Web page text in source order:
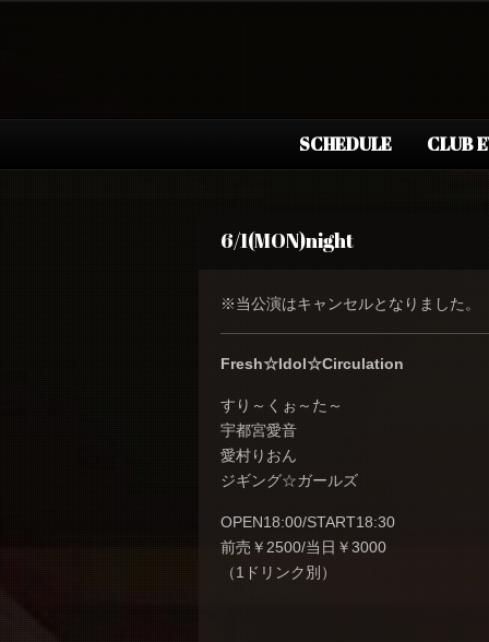
SCHEDULE CLUB
6/1(MON)night
※当公演はキャンセルとなりました。
Fresh☆Idol☆Circulation
すり～くぉ～た～
宇都宮愛音
愛村りおん
ジギング☆ガールズ
OPEN18:00/START18:30
前売￥2500/当日￥3000
（1ドリンク別）